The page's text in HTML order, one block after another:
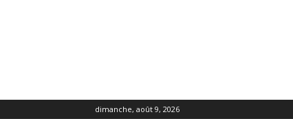
dimanche, août 9, 2026